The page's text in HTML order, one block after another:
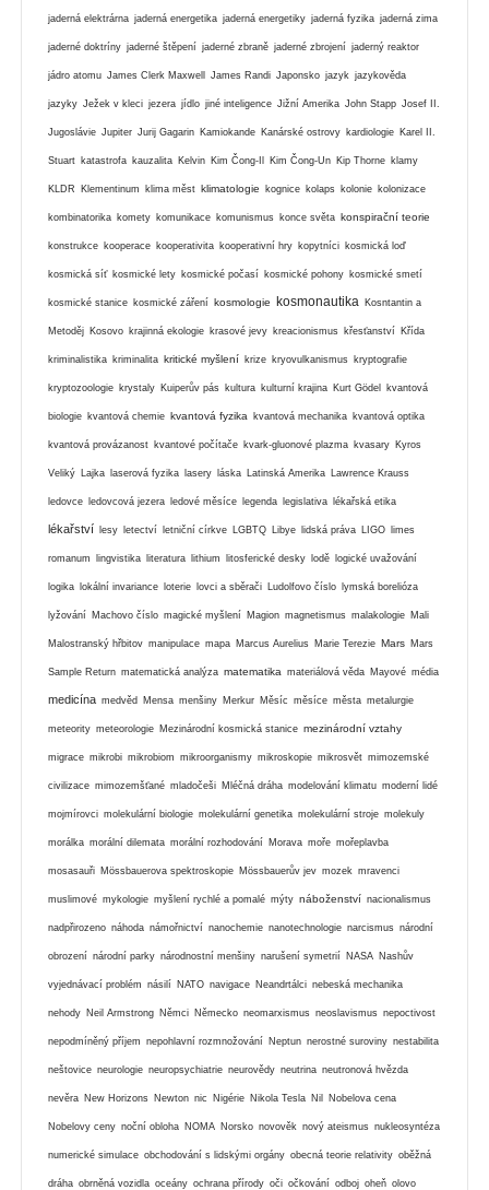
jaderná elektrárna jaderná energetika jaderná energetiky jaderná fyzika jaderná zima
jaderné doktríny jaderné štěpení jaderné zbraně jaderné zbrojení jaderný reaktor
jádro atomu James Clerk Maxwell James Randi Japonsko jazyk jazykověda
jazyky Ježek v kleci jezera jídlo jiné inteligence Jižní Amerika John Stapp Josef II.
Jugoslávie Jupiter Jurij Gagarin Kamiokande Kanárské ostrovy kardiologie Karel II.
Stuart katastrofa kauzalita Kelvin Kim Čong-Il Kim Čong-Un Kip Thorne klamy
KLDR Klementinum klima měst klimatologie kognice kolaps kolonie kolonizace
kombinatorika komety komunikace komunismus konce světa konspirační teorie
konstrukce kooperace kooperativita kooperativní hry kopytníci kosmická loď
kosmická síť kosmické lety kosmické počasí kosmické pohony kosmické smetí
kosmické stanice kosmické záření kosmologie kosmonautika Kosntantin a
Metoděj Kosovo krajinná ekologie krasové jevy kreacionismus křesťanství Křída
kriminalistika kriminalita kritické myšlení krize kryovulkanismus kryptografie
kryptozoologie krystaly Kuiperův pás kultura kulturní krajina Kurt Gödel kvantová
biologie kvantová chemie kvantová fyzika kvantová mechanika kvantová optika
kvantová provázanost kvantové počítače kvark-gluonové plazma kvasary Kyros
Veliký Lajka laserová fyzika lasery láska Latinská Amerika Lawrence Krauss
ledovce ledovcová jezera ledové měsíce legenda legislativa lékařská etika
lékařství lesy letectví letniční církve LGBTQ Libye lidská práva LIGO limes
romanum lingvistika literatura lithium litosferické desky lodě logické uvažování
logika lokální invariance loterie lovci a sběrači Ludolfovo číslo lymská borelióza
lyžování Machovo číslo magické myšlení Magion magnetismus malakologie Mali
Malostranský hřbitov manipulace mapa Marcus Aurelius Marie Terezie Mars Mars
Sample Return matematická analýza matematika materiálová věda Mayové média
medicína medvěd Mensa menšiny Merkur Měsíc měsíce města metalurgie
meteority meteorologie Mezinárodní kosmická stanice mezinárodní vztahy
migrace mikrobi mikrobiom mikroorganismy mikroskopie mikrosvět mimozemské
civilizace mimozemšťané mladočeši Mléčná dráha modelování klimatu moderní lidé
mojmírovci molekulární biologie molekulární genetika molekulární stroje molekuly
morálka morální dilemata morální rozhodování Morava moře mořeplavba
mosasauři Mössbauerova spektroskopie Mössbauerův jev mozek mravenci
muslimové mykologie myšlení rychlé a pomalé mýty náboženství nacionalismus
nadpřirozeno náhoda námořnictví nanochemie nanotechnologie narcismus národní
obrození národní parky národnostní menšiny narušení symetrií NASA Nashův
vyjednávací problém násilí NATO navigace Neandrtálci nebeská mechanika
nehody Neil Armstrong Němci Německo neomarxismus neoslavismus nepoctivost
nepodmíněný příjem nepohlavní rozmnožování Neptun nerostné suroviny nestabilita
neštovice neurologie neuropsychiatrie neurovědy neutrina neutronová hvězda
nevěra New Horizons Newton nic Nigérie Nikola Tesla Nil Nobelova cena
Nobelovy ceny noční obloha NOMA Norsko novověk nový ateismus nukleosyntéza
numerické simulace obchodování s lidskými orgány obecná teorie relativity oběžná
dráha obrněná vozidla oceány ochrana přírody oči očkování odboj oheň olovo